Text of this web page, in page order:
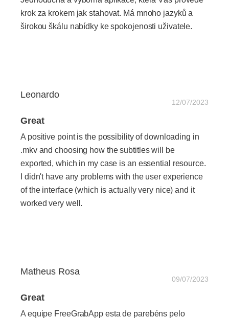
krok za krokem jak stahovat. Má mnoho jazyků a
širokou škálu nabídky ke spokojenosti uživatele.
Leonardo
12/07/2023
Great
A positive point is the possibility of downloading in
.mkv and choosing how the subtitles will be
exported, which in my case is an essential resource.
I didn't have any problems with the user experience
of the interface (which is actually very nice) and it
worked very well.
Matheus Rosa
09/07/2023
Great
A equipe FreeGrabApp esta de parebéns pelo